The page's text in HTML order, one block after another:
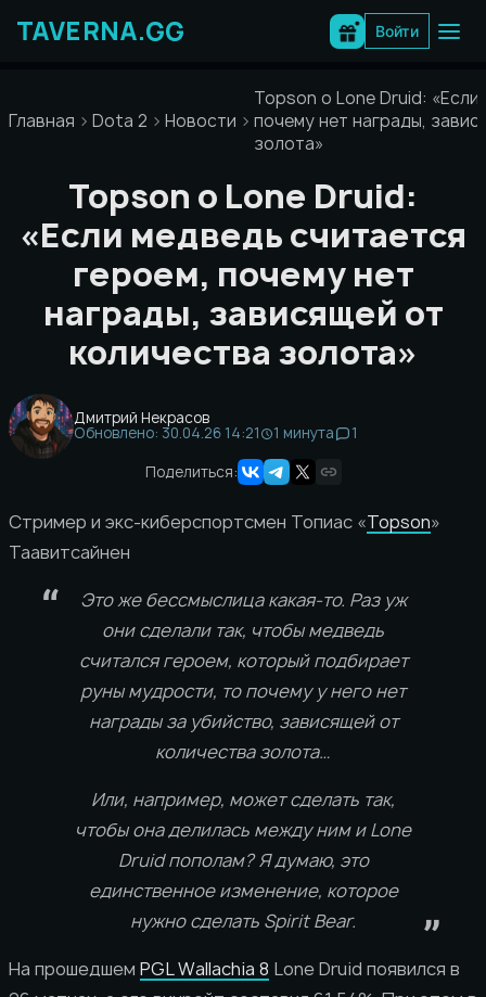
содержимому
Войти
Главная Dota 2 Новости
Topson о Lone Druid:
почему нет награды,
золота»
Topson о Lone Druid:
«Если медведь считается
героем, почему нет
награды, зависящей от
количества золота»
Дмитрий Некрасов
Обновлено: 30.04.26 14:21
1 минута
1
Поделиться:
Стример и экс-киберспортсмен Топиас «Topson»
Таавитсайнен
Это же бессмыслица какая-то. Раз уж
они сделали так, чтобы медведь
считался героем, который подбирает
руны мудрости, то почему у него нет
награды за убийство, зависящей от
количества золота…
Или, например, может сделать так,
чтобы она делилась между ним и Lone
Druid пополам? Я думаю, это
единственное изменение, которое
нужно сделать Spirit Bear.
На прошедшем PGL Wallachia 8 Lone Druid появился в